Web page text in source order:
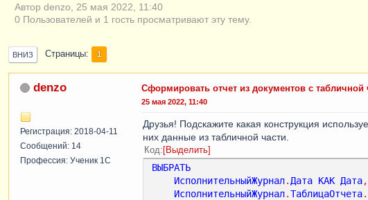
Автор denzo, 25 мая 2022, 11:40
0 Пользователей и 1 гость просматривают эту тему.
ВНИЗ Страницы 1
denzo
Регистрация: 2018-04-11
Сообщений: 14
Профессия: Ученик 1С
Сформировать отчет из документов с табличной
25 мая 2022, 11:40
Друзья! Подскажите какая конструкция
них данные из табличной части.
Код Выделить
ВЫБРАТЬ
ИсполнительныйЖурнал. Дата КАК Дата,
ИсполнительныйЖурнал.ТаблицаОтчета